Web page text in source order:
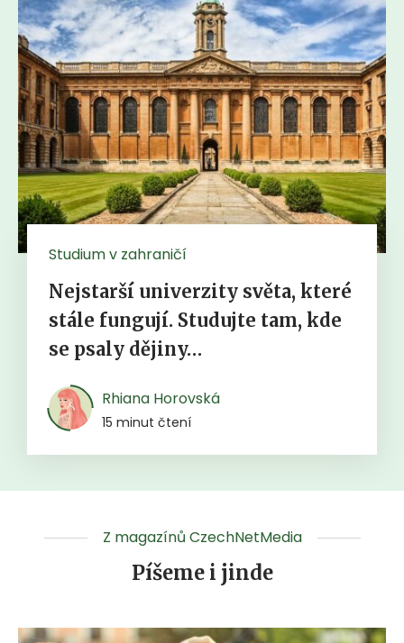
Studium v zahraničí
Nejstarší univerzity světa, které
stále fungují. Studujte tam, kde
se psaly dějiny…
Rhiana Horovská
15 minut čtení
Z magazínů CzechNetMedia
Píšeme i jinde